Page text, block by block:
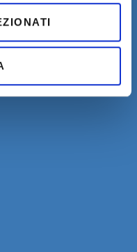
estesaed
personali da parte di THD
come indicato al punto